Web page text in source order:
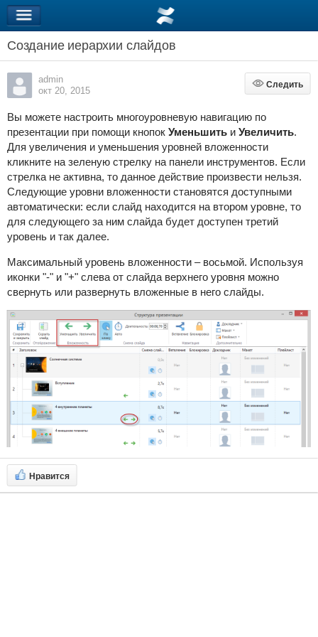
Создание иерархии слайдов
admin
окт 20, 2015
Следить
Следить
Вы можете настроить многоуровневую навигацию по
презентации при помощи кнопок Уменьшитьи Увеличить.
Для увеличения и уменьшения уровней вложенности
кликните на зеленую стрелку на панели инструментов. Если
стрелка не активна, то данное действие произвести нельзя.
Следующие уровни вложенности становятся доступными
автоматически: если слайд находится на втором уровне, то
для следующего за ним слайда будет доступен третий
уровень и так далее.
Максимальный уровень вложенности – восьмой. Используя
иконки "-" и "+" слева от слайда верхнего уровня можно
свернуть или развернуть вложенные в него слайды.
Нравится